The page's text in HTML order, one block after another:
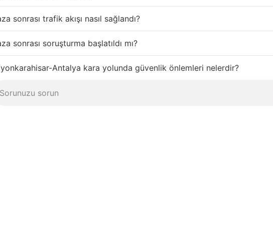
sonrası trafik akışı nasıl sağlandı?
sonrası soruşturma başlatıldı mı?
Antalya kara yolunda güvenlik önlemleri nelerdir?